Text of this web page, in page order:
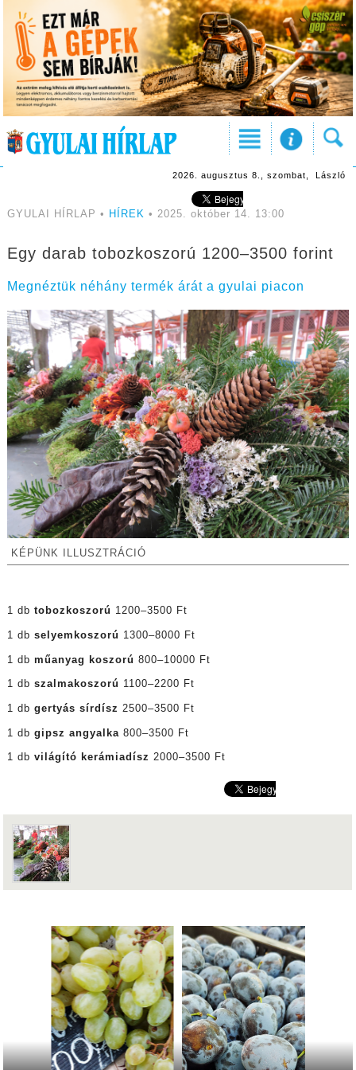
2026. augusztus 8., szombat, László
GYULAI HÍRLAP • HÍREK • 2025. október 14. 13:00
Egy darab tobozkoszorú 1200–3500 forint
Megnéztük néhány termék árát a gyulai piacon
KÉPÜNK ILLUSZTRÁCIÓ
1 db tobozkoszorú 1200–3500 Ft
1 db selyemkoszorú 1300–8000 Ft
1 db műanyag koszorú 800–10000 Ft
1 db szalmakoszorú 1100–2200 Ft
1 db gertyás sírdísz 2500–3500 Ft
1 db gipsz angyalka 800–3500 Ft
1 db világító kerámiadísz 2000–3500 Ft